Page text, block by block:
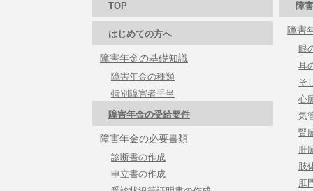
TOP
はじめての方へ
障害年金の基礎知識
障害年金の種類
特別障害者手当
障害年金の受給要件
障害年金の必要書類
診断書の作成
申立書の作成
障
障害
眼
耳
そ
心
気
腎
肝
肢
肛